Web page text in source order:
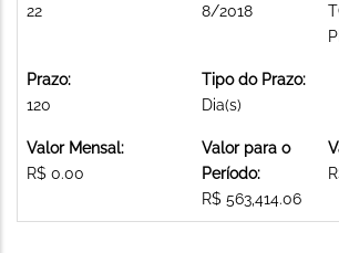
22
8/2018
Prazo:
120
Tipo do Prazo:
Dia(s)
Valor Mensal:
R$ 0.00
Valor para o
Período:
R$ 563,414.06